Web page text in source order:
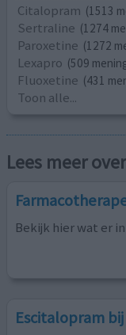
Citalopram (1513
Sertraline (1274
Paroxetine (1272
Lexapro (509
Fluoxetine (431
Toon alle...
Lees meer
Bekijk hier wat er
Escitalopram